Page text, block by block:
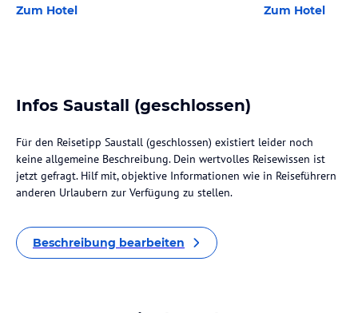
Zum Hotel Zum Hotel
Infos Saustall (geschlossen)
Für den Reisetipp Saustall (geschlossen) existiert leider noch
keine allgemeine Beschreibung. Dein wertvolles Reisewissen ist
jetzt gefragt. Hilf mit, objektive Informationen wie in Reiseführern
anderen Urlaubern zur Verfügung zu stellen.
Beschreibung bearbeiten